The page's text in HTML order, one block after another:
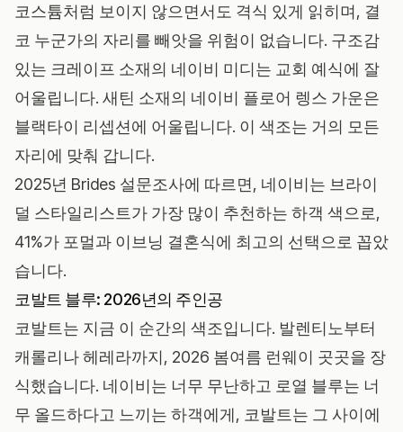
코스튬처럼 보이지 않으면서도 격식 있게 읽히며, 결
코 누군가의 자리를 빼앗을 위험이 없습니다. 구조감
있는 크레이프 소재의 네이비 미디는 교회 예식에 잘
어울립니다. 새틴 소재의 네이비 플로어 렝스 가운은
블랙타이 리셉션에 어울립니다. 이 색조는 거의 모든
자리에 맞춰 갑니다.
2025년 Brides 설문조사에 따르면, 네이비는 브라이
덜 스타일리스트가 가장 많이 추천하는 하객 색으로,
41%가 포멀과 이브닝 결혼식에 최고의 선택으로 꼽았
습니다.
코발트 블루: 2026년의 주인공
코발트는 지금 이 순간의 색조입니다. 발렌티노부터
캐롤리나 헤레라까지, 2026 봄여름 런웨이 곳곳을 장
식했습니다. 네이비는 너무 무난하고 로열 블루는 너
무 올드하다고 느끼는 하객에게, 코발트는 그 사이에